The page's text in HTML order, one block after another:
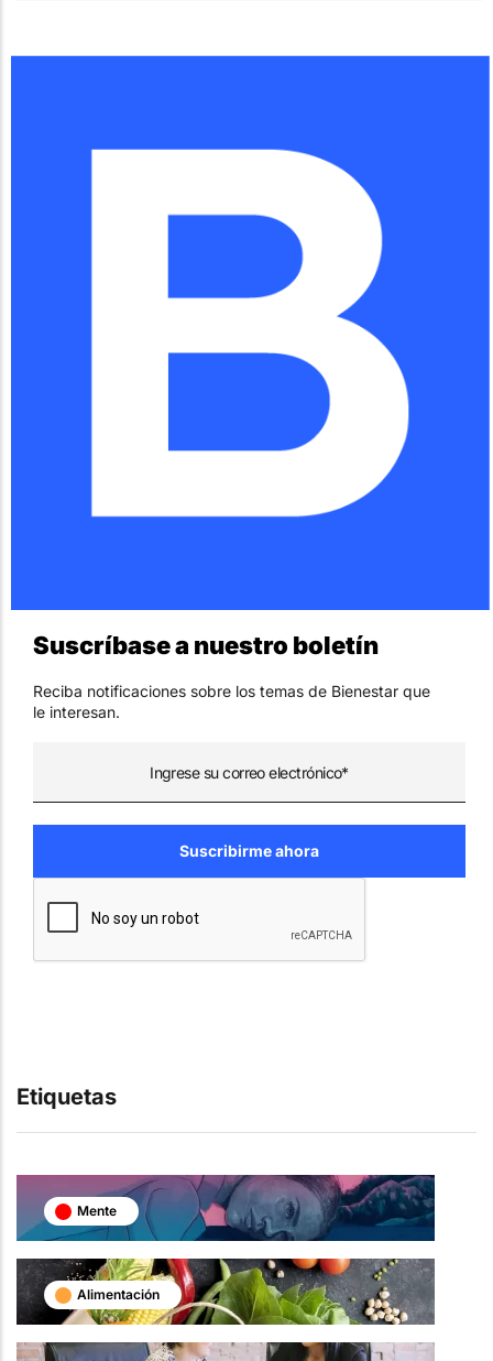
Suscríbase a nuestro boletín
Reciba notificaciones sobre los temas de Bienestar que
le interesan.
Etiquetas
Mente
Alimentación